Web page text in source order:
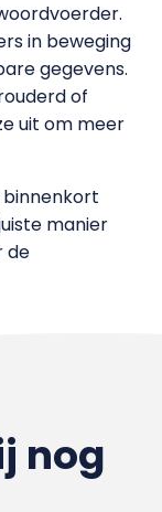
in beweging
gegevens.
of
uit om meer
binnenkort
manier
de
nog